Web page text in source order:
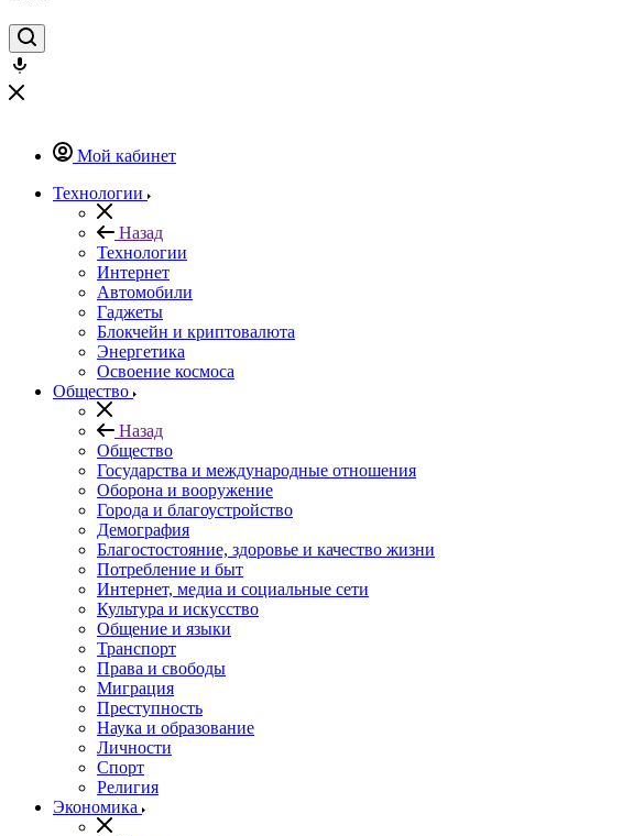
Мой кабинет
Технологии
Назад
Технологии
Интернет
Автомобили
Гаджеты
Блокчейн и криптовалюта
Энергетика
Освоение космоса
Общество
Назад
Общество
Государства и международные отношения
Оборона и вооружение
Города и благоустройство
Демография
Благостостояние, здоровье и качество жизни
Потребление и быт
Интернет, медиа и социальные сети
Культура и искусство
Общение и языки
Транспорт
Права и свободы
Миграция
Преступность
Наука и образование
Личности
Спорт
Религия
Экономика